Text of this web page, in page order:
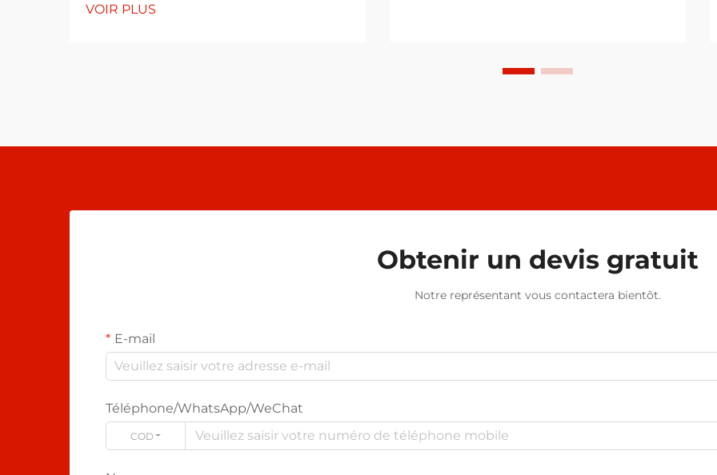
VOIR PLUS
Obtenir un devis gratuit
Notre représentant vous contactera bientôt.
E-mail
Téléphone/WhatsApp/WeChat
CODE